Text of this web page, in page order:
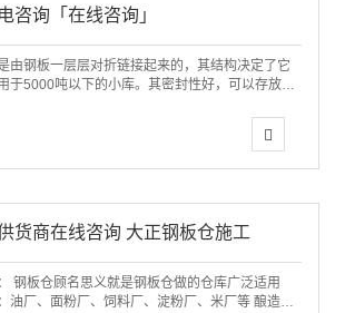
咨询「在线咨询」
由钢板一层层对折链接起来的，其结构决定了它
于5000吨以下的小库。其密封性好，可以存放存
货商在线咨询 大正钢板仓施工
钢板仓顾名思义就是钢板仓做的仓库广泛适用
油厂、面粉厂、饲料厂、淀粉厂、米厂等 酿造行